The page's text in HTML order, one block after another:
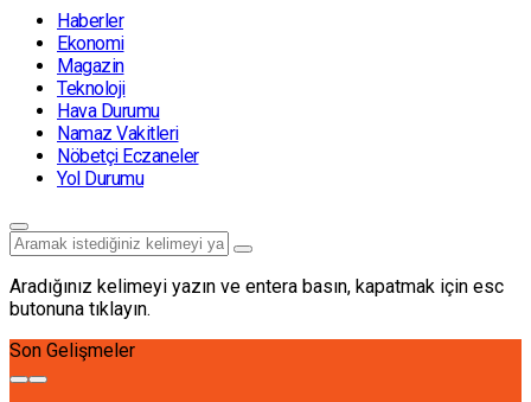
Haberler
Ekonomi
Magazin
Teknoloji
Hava Durumu
Namaz Vakitleri
Nöbetçi Eczaneler
Yol Durumu
Aradığınız kelimeyi yazın ve entera basın, kapatmak için esc
butonuna tıklayın.
Son Gelişmeler